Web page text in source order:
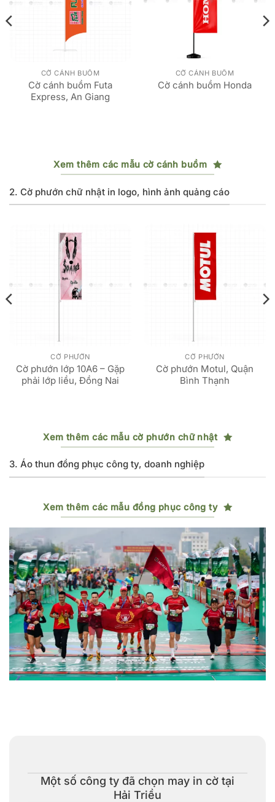
CỜ CÁNH BUỒM
Cờ cánh buồm Futa
Express, An Giang
CỜ CÁNH BUỒM
Cờ cánh buồm Honda
Xem thêm các mẫu cờ cánh buồm
2. Cờ phướn chữ nhật in logo, hình ảnh quảng cáo
CỜ PHƯỚN
Cờ phướn lớp 10A6 – Gặp
phải lớp liều, Đồng Nai
CỜ PHƯỚN
Cờ phướn Motul, Quận
Bình Thạnh
Xem thêm các mẫu cờ phướn chữ nhật
3. Áo thun đồng phục công ty, doanh nghiệp
Xem thêm các mẫu đồng phục công ty
Một số công ty đã chọn may in cờ tại
Hải Triều